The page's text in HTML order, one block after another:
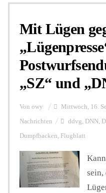
Mit Lügen
„SZ“ und
Von owy Mittwoch, 16.
Nachrichten ddvg, DNN,
Dumpfbacken, Flugblatt
sein,